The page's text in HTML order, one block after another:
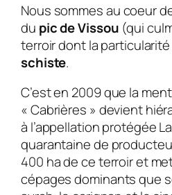
Nous sommes au coeur
du pic de Vissou (qui
terroir dont la
schiste.
C’est en 2009 que la
« Cabrières » devient
à l’appellation protégée
quarantaine de
400 ha de ce terroir et
cépages dominants que